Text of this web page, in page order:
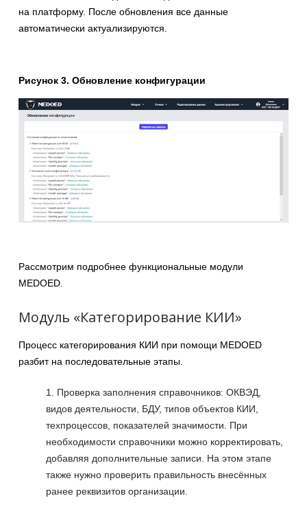
на платформу. После обновления все данные
автоматически актуализируются.
Рисунок 3. Обновление конфигурации
Рассмотрим подробнее функциональные модули
MEDOED.
Модуль «Категорирование КИИ»
Процесс категорирования КИИ при помощи MEDOED
разбит на последовательные этапы.
Проверка заполнения справочников: ОКВЭД,
видов деятельности, БДУ, типов объектов КИИ,
техпроцессов, показателей значимости. При
необходимости справочники можно корректировать,
добавляя дополнительные записи. На этом этапе
также нужно проверить правильность внесённых
ранее реквизитов организации.